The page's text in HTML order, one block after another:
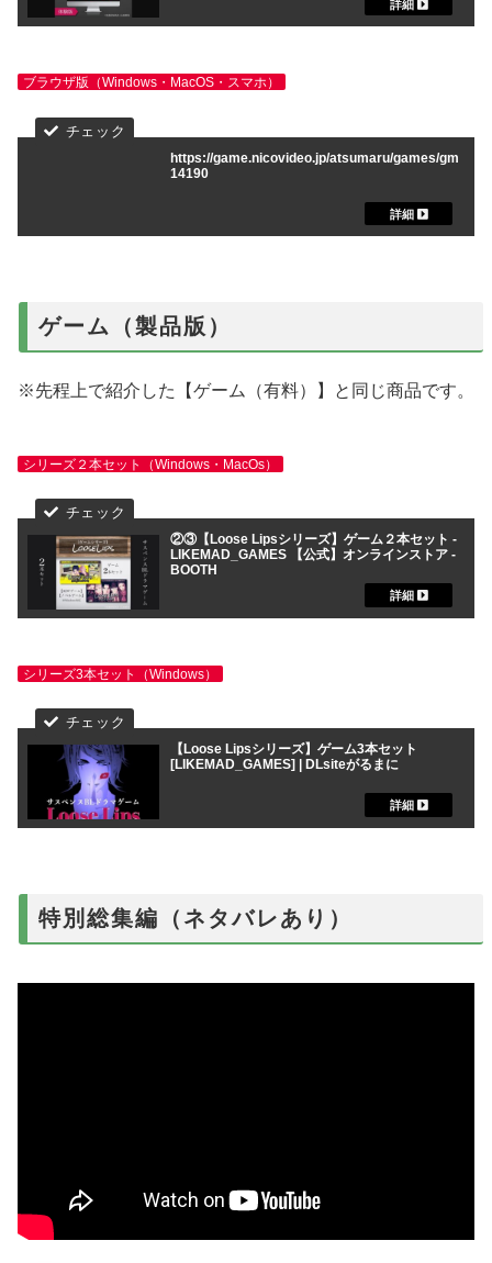
ブラウザ版（Windows・MacOS・スマホ）
https://game.nicovideo.jp/atsumaru/games/gm
14190
ゲーム（製品版）
※先程上で紹介した【ゲーム（有料）】と同じ商品です。
シリーズ２本セット（Windows・MacOs）
②③【Loose Lipsシリーズ】ゲーム２本セット -
LIKEMAD_GAMES 【公式】オンラインストア -
BOOTH
シリーズ3本セット（Windows）
【Loose Lipsシリーズ】ゲーム3本セット
[LIKEMAD_GAMES] | DLsiteがるまに
特別総集編（ネタバレあり）